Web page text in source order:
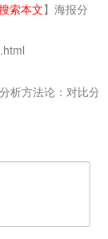
索本文】 海报分
析
析方法论：对比分